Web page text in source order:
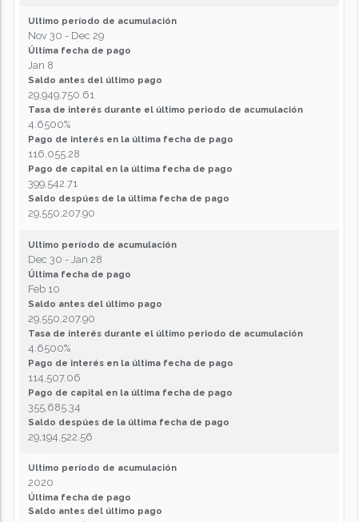
Ultimo período de acumulación
Nov 30 - Dec 29
Última fecha de pago
Jan 8
Saldo antes del último pago
29,949,750.61
Tasa de interés durante el último periodo de acumulación
4.6500%
Pago de interés en la última fecha de pago
116,055.28
Pago de capital en la última fecha de pago
399,542.71
Saldo despúes de la última fecha de pago
29,550,207.90
Ultimo período de acumulación
Dec 30 - Jan 28
Última fecha de pago
Feb 10
Saldo antes del último pago
29,550,207.90
Tasa de interés durante el último periodo de acumulación
4.6500%
Pago de interés en la última fecha de pago
114,507.06
Pago de capital en la última fecha de pago
355,685.34
Saldo despúes de la última fecha de pago
29,194,522.56
Ultimo período de acumulación
2020
Última fecha de pago
Saldo antes del último pago